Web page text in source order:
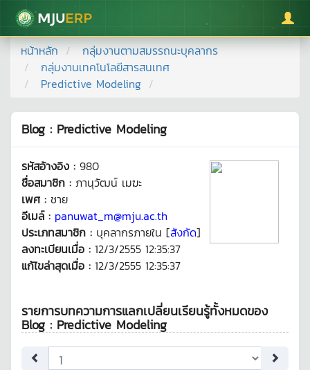
มหาวิทยาลัยแม่โจ้
หน้าหลัก
กลุ่มงานตามสมรรถนะบุคลากร
กลุ่มงานเทคโนโลยีสารสนเทศ
Predictive Modeling
Blog : Predictive Modeling
รหัสอ้างอิง : 980
ชื่อสมาชิก : ภานุวัฒน์ เมฆะ
เพศ : ชาย
อีเมล์ : panuwat_m@mju.ac.th
ประเภทสมาชิก : บุคลากรภายใน [สังกัด]
ลงทะเบียนเมื่อ : 12/3/2555 12:35:37
แก้ไขล่าสุดเมื่อ : 12/3/2555 12:35:37
รายการบทความการแลกเปลี่ยนเรียนรู้ทั้งหมดของ
Blog : Predictive Modeling